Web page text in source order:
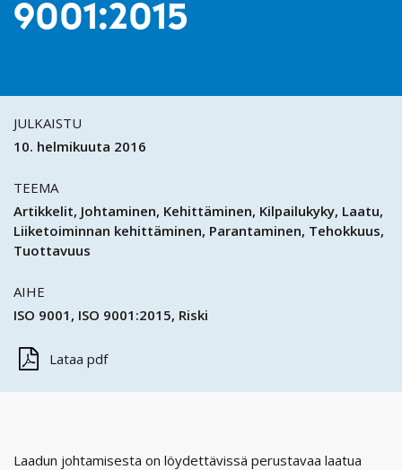
9001:2015
JULKAISTU
10. helmikuuta 2016
TEEMA
Artikkelit Johtaminen Kehittäminen Kilpailukyky Laatu
Liiketoiminnan kehittäminen Parantaminen Tehokkuus
Tuottavuus
AIHE
ISO 9001 ISO 9001:2015 Riski
Lataa pdf
Laadun johtamisesta on löydettävissä perustavaa laatua